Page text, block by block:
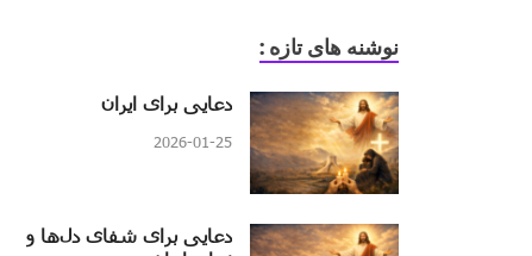
نوشنه های تازه :
دعایی برای ایران
2026-01-25
دعایی برای شفای دل‌ها و